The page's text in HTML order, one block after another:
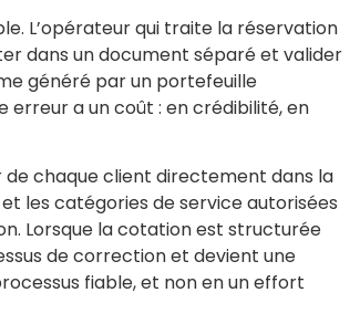
L’opérateur qui traite la réservation
dans un document séparé et valider
généré par un portefeuille
erreur a un coût : en crédibilité, en
chaque client directement dans la
les catégories de service autorisées
Lorsque la cotation est structurée
de correction et devient une
fiable, et non en un effort